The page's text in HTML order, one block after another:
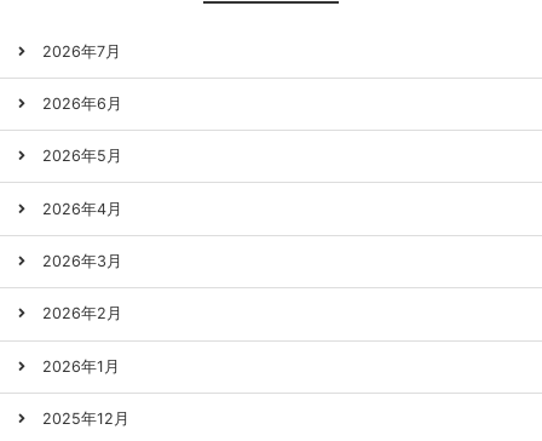
2026年7月
2026年6月
2026年5月
2026年4月
2026年3月
2026年2月
2026年1月
2025年12月